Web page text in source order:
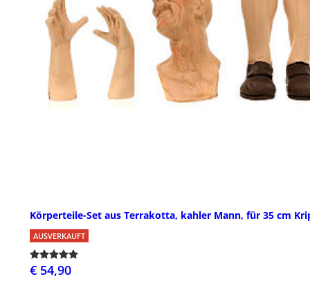
Körperteile-Set aus Terrakotta, kahler Mann, für 35 cm
AUSVERKAUFT
€ 54,90